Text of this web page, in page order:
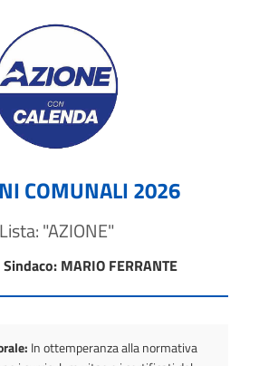
COMUNALI 2026
Lista: "AZIONE"
MARIO FERRANTE
In ottemperanza alla normativa